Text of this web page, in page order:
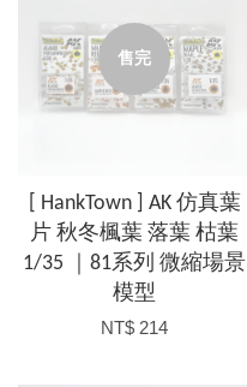
售完
[ HankTown ] AK 仿真葉
片 秋冬楓葉 落葉 枯葉
1/35 ｜81系列 微縮場景
模型
NT$ 214